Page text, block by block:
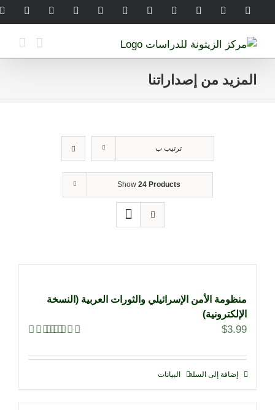
to
content
Facebook
Instagram
YouTube
Tiktok
Threads
LinkedIn
SoundCloud
WhatsApp
المزيد من إصداراتنا
ترتيب ب
Show 24 Products
منظومة الأمن الإسرائيلي والثورات العربية (النسخة
الإلكترونية)
4.00من
$3.99
إضافة إلى السلة البيانات